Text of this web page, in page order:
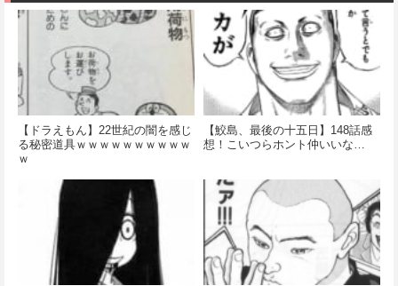
【ドラえもん】22世紀の闇を感じ
る秘密道具ｗｗｗｗｗｗｗｗｗｗ
ｗ
【鮫島、最後の十五日】148話感
想！こいつらホント仲いいな…